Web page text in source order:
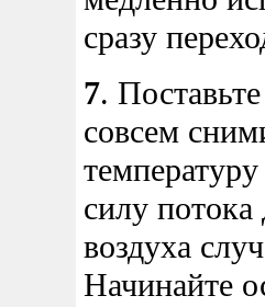
сразу
7.
совсем
силу
воздуха
Начинайте